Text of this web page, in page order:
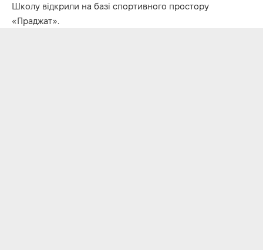
Школу відкрили на базі спортивного простору
«Праджат».